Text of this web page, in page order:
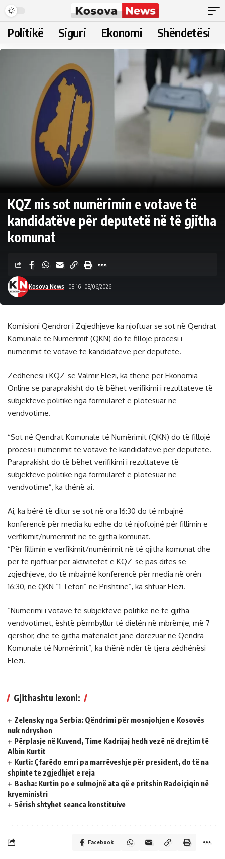
Politikë Siguri Ekonomi Shëndetësi
KQZ nis sot numërimin e votave të
kandidatëve për deputetë në të gjitha
komunat
Kosova News 08:16 -08/06/2026
Komisioni Qendror i Zgjedhjeve ka njoftuar se sot në Qendrat
Komunale të Numërimit (QKN) do të fillojë procesi i
numërimit të votave të kandidatëve për deputetë.
Zëdhënësi i KQZ-së Valmir Elezi, ka thënë për Ekonomia
Online se paraprakisht do të bëhet verifikimi i rezultateve të
subjekteve politike nga formularët e plotësuar në
vendvotime.
“Sot në Qendrat Komunale të Numërimit (QKN) do të fillojë
procesi i numërimit të votave të kandidatëve për deputetë.
Paraprakisht do të bëhet verifikimi i rezultateve të
subjekteve politike nga formularët e plotësuar në
vendvotime”, ka thënë ai.
Ai, ka bërë të ditur se sot në ora 16:30 do të mbajnë
konferencë për media ku edhe do të njoftojnë për fillimin e
verfikimit/numërimit në të gjitha komunat.
“Për fillimin e verfikimit/numërimit në të gjitha komunat dhe
për të njoftuar për aktivitetet e KQZ-së pas ditës së
zgjedhjeve, do të mbajmë konferencë për media në orën
16:30, në QKN “1 Tetori” në Prishtinë”, ka shtuar Elezi.
“Numërimi i votave të subjekteve politike në të gjitha
vendvotimet, është përmbyllur të dielën në mbrëmje, më 7
qershor, dhe të gjitha materialet janë dorëzuar në Qendra
Komunale të Numërimit”, ka thënë ndër të tjera zëdhënësi
Elezi.
Gjithashtu lexoni:
Zelensky nga Serbia: Qëndrimi për mosnjohjen e Kosovës
nuk ndryshon
Përplasje në Kuvend, Time Kadrijaj hedh vezë në drejtim të
Albin Kurtit
Kurti: Çfarëdo emri pa marrëveshje për president, do të na
shpinte te zgjedhjet e reja
Basha: Kurtin po e sulmojnë ata që e pritshin Radoiçiqin në
kryeministri
Sërish shtyhet seanca konstituive
Facebook